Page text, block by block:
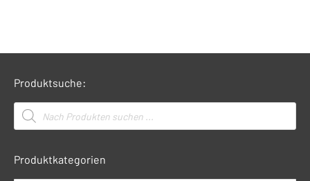
Produktsuche:
Products
search
Produktkategorien